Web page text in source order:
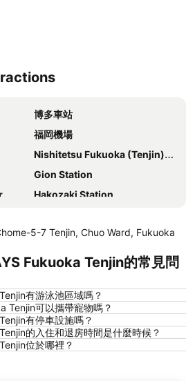
博多車站
福岡機場
Nishitetsu Fukuoka (Tenjin) Station
Gion Station
Hakozaki Station
Nakasu-Kawabata Station
Yakuin Station
佐賀機場
Minami Fukuoka Station
Nishitetsu Hall
Kyushu National Museum
5-7 Tenjin, Chuo Ward, Fukuoka
Fukuoka Tenjin的常見問
有游泳池區域嗎？
Tenjin可以攜帶寵物嗎？
有停車設施嗎？
的入住和退房時間是什麼時候？
位於哪裡？